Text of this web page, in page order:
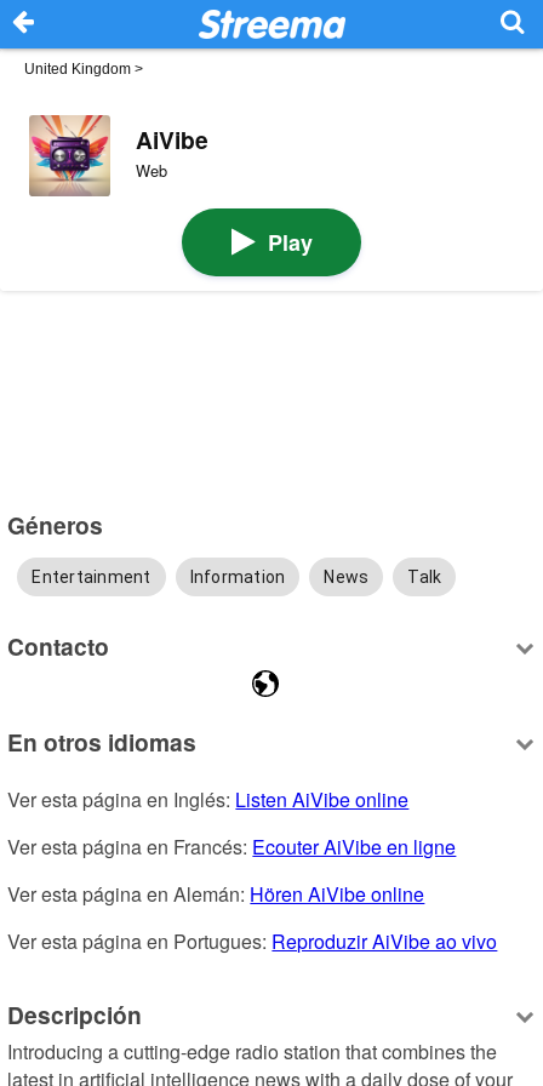
United Kingdom >
AiVibe
Web
Play
Géneros
Entertainment Information News Talk
Contacto
En otros idiomas
Ver esta página en Inglés: Listen AiVibe online
Ver esta página en Francés: Ecouter AiVibe en ligne
Ver esta página en Alemán: Hören AiVibe online
Ver esta página en Portugues: Reproduzir AiVibe ao vivo
Descripción
Introducing a cutting-edge radio station that combines the
latest in artificial intelligence news with a daily dose of your